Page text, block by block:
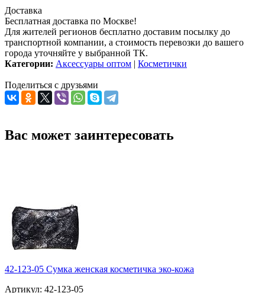
Доставка
Бесплатная доставка по Москве!
Для жителей регионов бесплатно доставим посылку до
транспортной компании, а стоимость перевозки до вашего
города уточняйте у выбранной ТК.
Категории: Аксессуары оптом | Косметички
Поделиться с друзьями
Вас может заинтересовать
42-123-05 Сумка женская косметичка эко-кожа
Артикул: 42-123-05